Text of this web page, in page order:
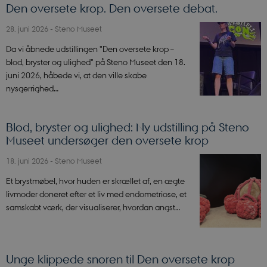
Den oversete krop. Den oversete debat.
28. juni 2026 - Steno Museet
Da vi åbnede udstillingen "Den oversete krop –
blod, bryster og ulighed" på Steno Museet den 18.
juni 2026, håbede vi, at den ville skabe
nysgerrighed…
Blod, bryster og ulighed: Ny udstilling på Steno
Museet undersøger den oversete krop
18. juni 2026 - Steno Museet
Et brystmøbel, hvor huden er skrællet af, en ægte
livmoder doneret efter et liv med endometriose, et
samskabt værk, der visualiserer, hvordan angst…
Unge klippede snoren til Den oversete krop